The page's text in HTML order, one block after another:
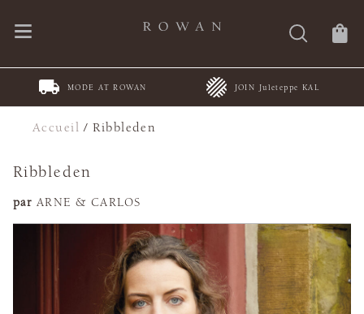
MODE AT ROWAN JOIN Juleteppe KAL
Accueil /Ribbleden
Ribbleden
par ARNE & CARLOS